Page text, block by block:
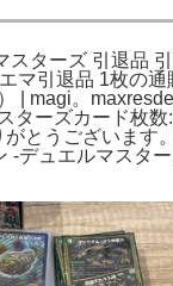
スターズ 引退品
マ引退品 1枚の通
| magi。
ターズカード枚
とうございます
-デュエルマスター